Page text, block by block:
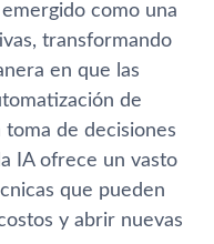
como una
transformando
en que las
de
toma de decisiones
IA ofrece un vasto
que pueden
y abrir nuevas